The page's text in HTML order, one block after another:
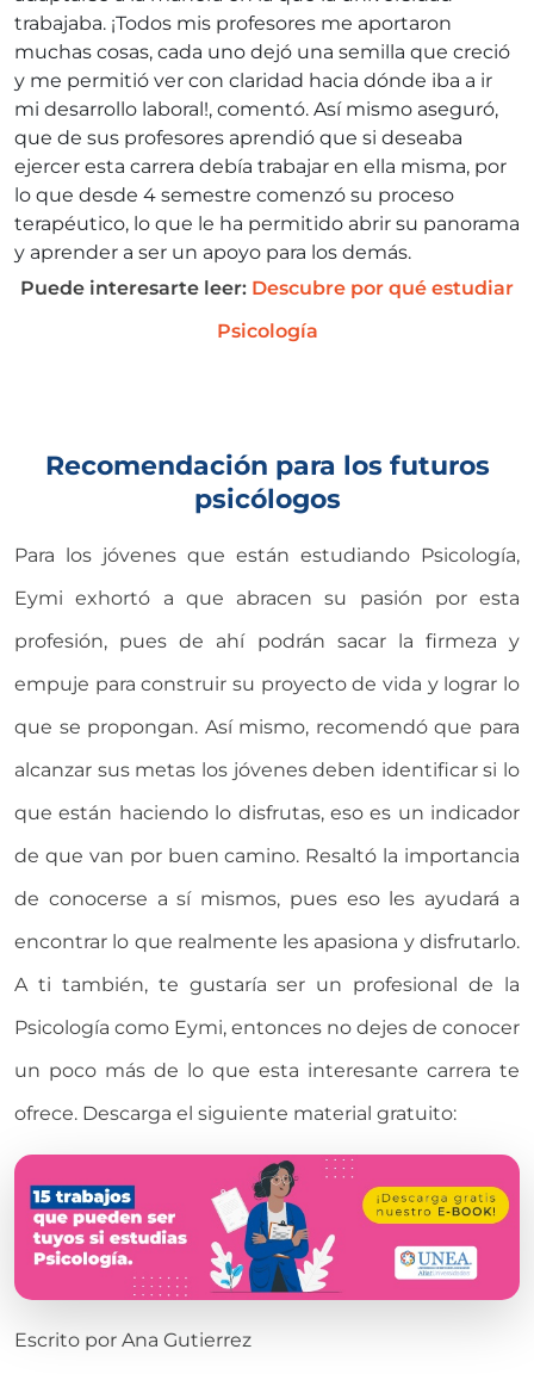
trabajaba. ¡Todos mis profesores me aportaron
muchas cosas, cada uno dejó una semilla que creció
y me permitió ver con claridad hacia dónde iba a ir
mi desarrollo laboral!, comentó. Así mismo aseguró,
que de sus profesores aprendió que si deseaba
ejercer esta carrera debía trabajar en ella misma, por
lo que desde 4 semestre comenzó su proceso
terapéutico, lo que le ha permitido abrir su panorama
y aprender a ser un apoyo para los demás.
Puede interesarte leer: Descubre por qué estudiar
Psicología
Recomendación para los futuros
psicólogos
Para los jóvenes que están estudiando Psicología,
Eymi exhortó a que abracen su pasión por esta
profesión, pues de ahí podrán sacar la firmeza y
empuje para construir su proyecto de vida y lograr lo
que se propongan. Así mismo, recomendó que para
alcanzar sus metas los jóvenes deben identificar si lo
que están haciendo lo disfrutas, eso es un indicador
de que van por buen camino. Resaltó la importancia
de conocerse a sí mismos, pues eso les ayudará a
encontrar lo que realmente les apasiona y disfrutarlo.
A ti también, te gustaría ser un profesional de la
Psicología como Eymi, entonces no dejes de conocer
un poco más de lo que esta interesante carrera te
ofrece. Descarga el siguiente material gratuito:
Escrito por Ana Gutierrez